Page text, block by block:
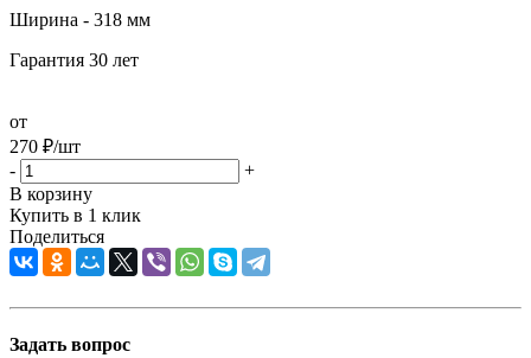
Ширина - 318 мм
Гарантия 30 лет
от
270 ₽/шт
-
+
В корзину
Купить в 1 клик
Поделиться
Задать вопрос